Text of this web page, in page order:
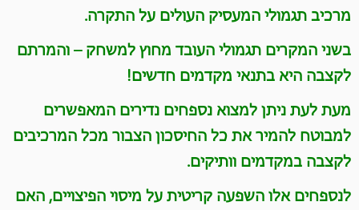
מרכיב תגמולי המעסיק העולים על התקרה.
בשני המקרים תגמולי העובד מחוץ למשחק – והמרתם
לקצבה היא בתנאי מקדמים חדשים!
מעת לעת ניתן למצוא נספחים נדירים המאפשרים
למבוטח להמיר את כל החיסכון הצבור מכל המרכיבים
לקצבה במקדמים וותיקים.
לנספחים אלו השפעה קריטית על מיסוי הפיצויים, האם